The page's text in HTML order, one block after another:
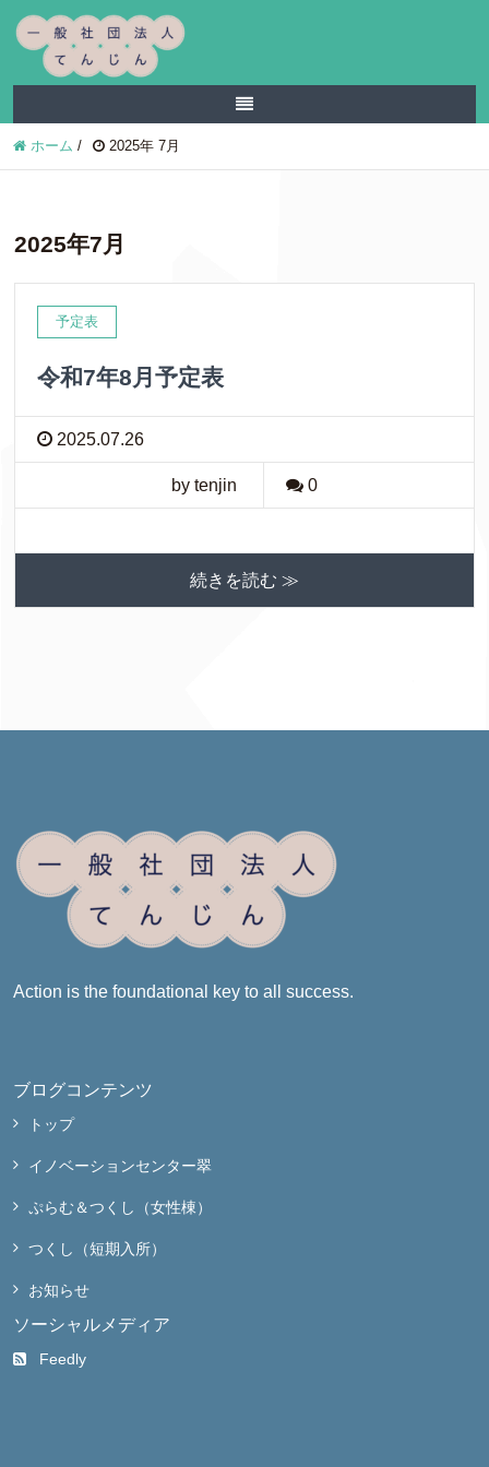
ホーム / 2025年 7月
2025年7月
予定表
令和7年8月予定表
2025.07.26
by tenjin 0
続きを読む ≫
Action is the foundational key to all success.
ブログコンテンツ
トップ
イノベーションセンター翠
ぷらむ＆つくし（女性棟）
つくし（短期入所）
お知らせ
ソーシャルメディア
Feedly